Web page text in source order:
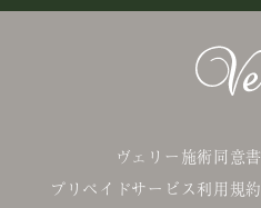
ヴェリー施術同意書
プリペイドサービス利用規約